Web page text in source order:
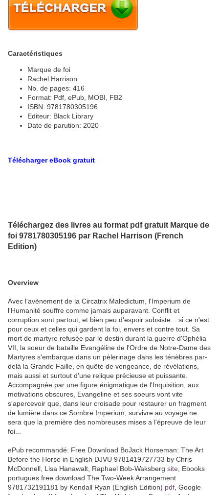
Caractéristiques
Marque de foi
Rachel Harrison
Nb. de pages: 416
Format: Pdf, ePub, MOBI, FB2
ISBN: 9781780305196
Editeur: Black Library
Date de parution: 2020
Télécharger eBook gratuit
Téléchargez des livres au format pdf gratuit Marque de
foi 9781780305196 par Rachel Harrison (French
Edition)
Overview
Avec l'avènement de la Circatrix Maledictum, l'Imperium de
l'Humanité souffre comme jamais auparavant. Conflit et
corruption sont partout, et bien peu d'espoir subsiste... si ce n'est
pour ceux et celles qui gardent la foi, envers et contre tout. Sa
mort de martyre refusée par le destin durant la guerre d'Ophélia
VII, la soeur de bataille Evangéline de l'Ordre de Notre-Dame des
Martyres s'embarque dans un pèlerinage dans les ténèbres par-
delà la Grande Faille, en quête de vengeance, de révélations,
mais aussi et surtout d'une relique précieuse et puissante.
Accompagnée par une figure énigmatique de l'Inquisition, aux
motivations obscures, Evangeline et ses soeurs vont vite
s'apercevoir que, dans leur croisade pour restaurer un fragment
de lumière dans ce Sombre Imperium, survivre au voyage ne
sera que la première des nombreuses mises a l'épreuve de leur
foi...
ePub recommandé: Free Download BoJack Horseman: The Art
Before the Horse in English DJVU 9781419727733 by Chris
McDonnell, Lisa Hanawalt, Raphael Bob-Waksberg site , Ebooks
portugues free download The Two-Week Arrangement
9781732191181 by Kendall Ryan (English Edition) pdf , Google